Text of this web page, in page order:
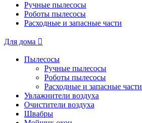
Ручные пылесосы
Роботы пылесосы
Расходные и запасные части
Для дома
Пылесосы
Ручные пылесосы
Роботы пылесосы
Расходные и запасные части
Увлажнители воздуха
Очистители воздуха
Швабры